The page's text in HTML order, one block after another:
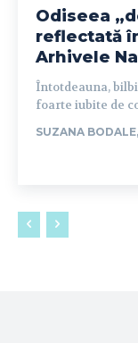
Odiseea
reflectată
Arhivele
Întotdeauna,
foarte iubite de
SUZANA